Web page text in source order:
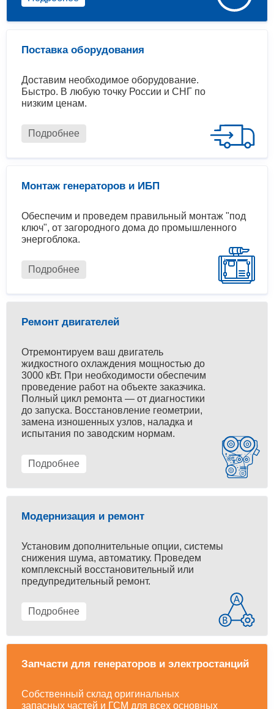
Поставка оборудования
Доставим необходимое оборудование.
Быстро. В любую точку России и СНГ по
низким ценам.
Подробнее
Монтаж генераторов и ИБП
Обеспечим и проведем правильный монтаж "под
ключ", от загородного дома до промышленного
энергоблока.
Подробнее
Ремонт двигателей
Отремонтируем ваш двигатель
жидкостного охлаждения мощностью до
3000 кВт. При необходимости обеспечим
проведение работ на объекте заказчика.
Полный цикл ремонта — от диагностики
до запуска. Восстановление геометрии,
замена изношенных узлов, наладка и
испытания по заводским нормам.
Подробнее
Модернизация и ремонт
Установим дополнительные опции, системы
снижения шума, автоматику. Проведем
комплексный восстановительный или
предупредительный ремонт.
Подробнее
Запчасти для генераторов и электростанций
Собственный склад оригинальных
запасных частей и ГСМ для всех основных